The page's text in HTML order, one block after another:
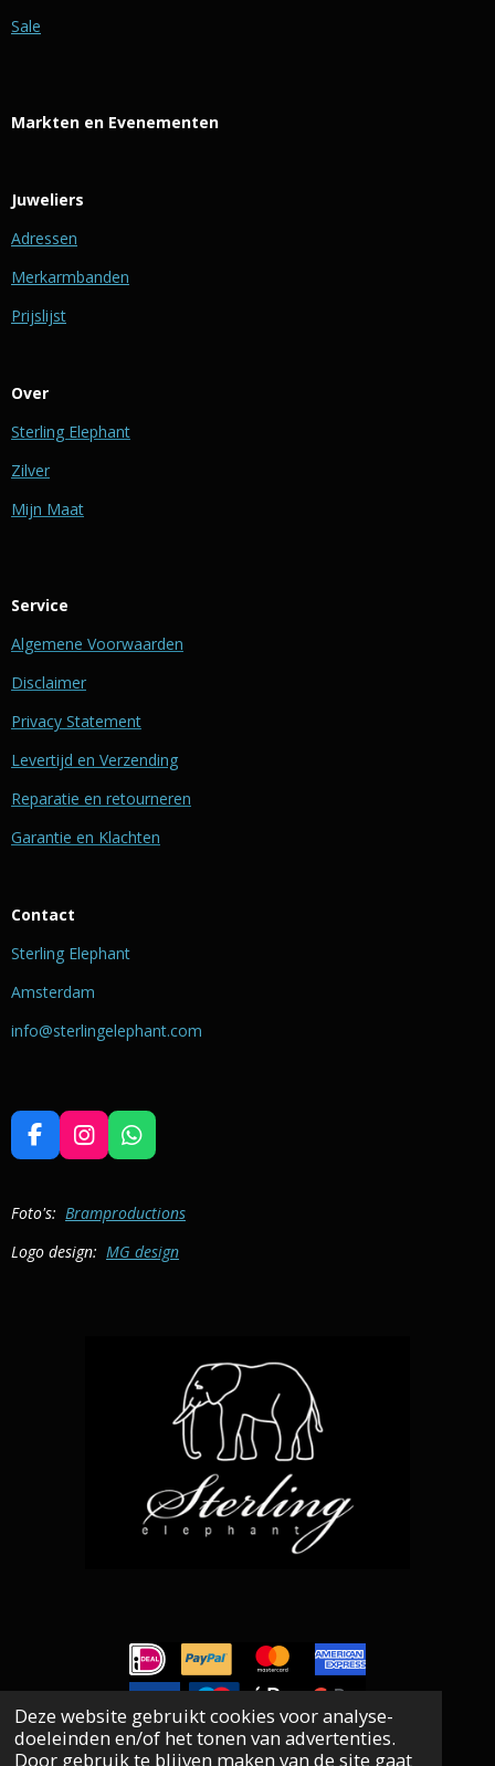
Deze website gebruikt cookies voor analyse-
doeleinden en/of het tonen van advertenties.
Door gebruik te blijven maken van de site gaat
Sale
Markten en Evenementen
Juweliers
Adressen
Merkarmbanden
Prijslijst
Over
Sterling Elephant
Zilver
Mijn Maat
Service
Algemene Voorwaarden
Disclaimer
Privacy Statement
Levertijd en Verzending
Reparatie en retourneren
Garantie en Klachten
Contact
Sterling Elephant
Amsterdam
info@sterlingelephant.com
F
a
e
o
I
n
t
g
W
h
t
A
Foto's: Bramproductions
Logo design: MG design
©Sterling Elephant, Silver Jewellery. Since 2006.